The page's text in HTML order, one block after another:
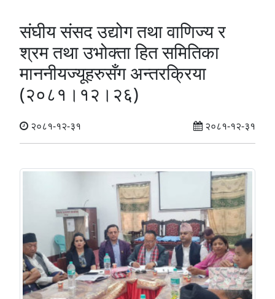
संघीय संसद उद्योग तथा वाणिज्य र
श्रम तथा उभोक्ता हित समितिका
माननीयज्यूहरुसँग अन्तरक्रिया
(२०८१।१२।२६)
२०८१-१२-३१ २०८१-१२-३१